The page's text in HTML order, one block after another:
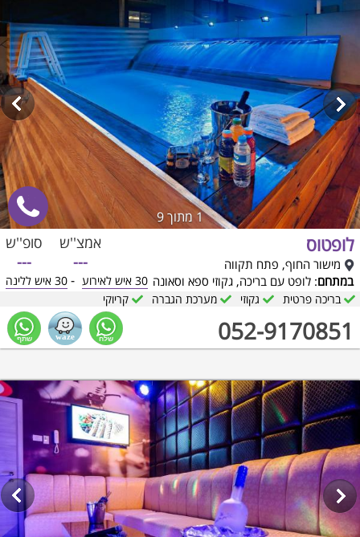
1 מתוך 9
30 איש לאירוע - 30 איש ללינה
לופטוס
מישור החוף, פתח תקווה
במתחם: לופט עם בריכה, גקוזי ספא וסאונה
052-9170851
אמצ''ש
---
סופ''ש
---
בריכה פרטית גקוזי מערכת הגברה קריוקי